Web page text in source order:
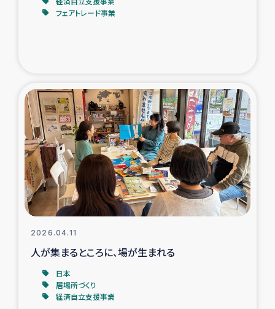
ガザ地区における羊の畜産支援
ガザ地区酪農を通した女性グループの生計支援
ふりかけ普及と食生活改善による栄養改善事業
フェアトレード事業
緊急支援事業
女性の生計向上を通じた子どもの栄養改善事業
フェアトレード事業
2026.04.11
人が集まるところに、場が生まれる
日本
居場所づくり
経済自立支援事業